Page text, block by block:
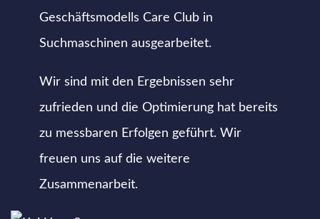
Geschäftsmodells Care Club in
Suchmaschinen ausgearbeitet.
Wir sind mit den Ergebnissen sehr
zufrieden und die Optimierung hat bereits
zu messbaren Erfolgen geführt. Wir
freuen uns auf die weitere
Zusammenarbeit.